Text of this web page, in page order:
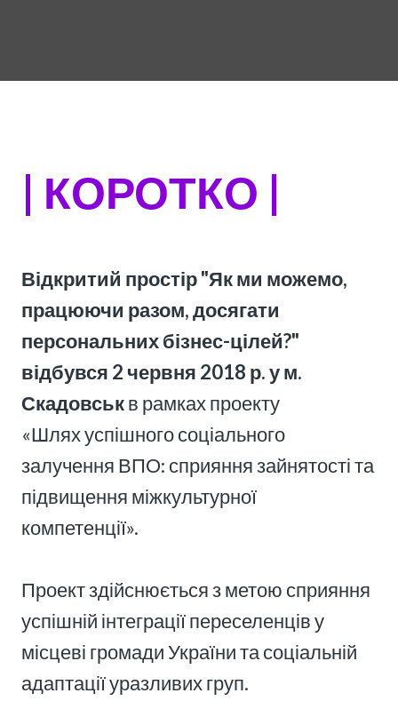
| КОРОТКО |
Відкритий простір "Як ми можемо,
працюючи разом, досягати
персональних бізнес-цілей?"
відбувся 2 червня 2018 р. у м.
Скадовськв рамках проекту
«Шлях успішного соціального
залучення ВПО: сприяння зайнятості та
підвищення міжкультурної
компетенції».
Проект здійснюється з метою сприяння
успішній інтеграції переселенців у
місцеві громади України та соціальній
адаптації уразливих груп.